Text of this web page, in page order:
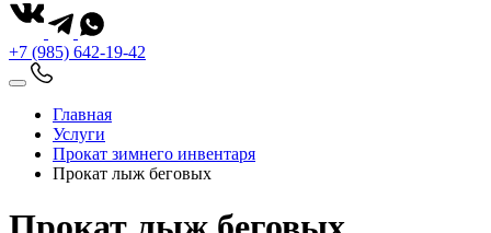
+7 (985) 642-19-42
Главная
Услуги
Прокат зимнего инвентаря
Прокат лыж беговых